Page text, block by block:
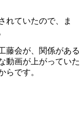
れていたので、ま
藤会が、関係がある
動画が上がっていた
らです。